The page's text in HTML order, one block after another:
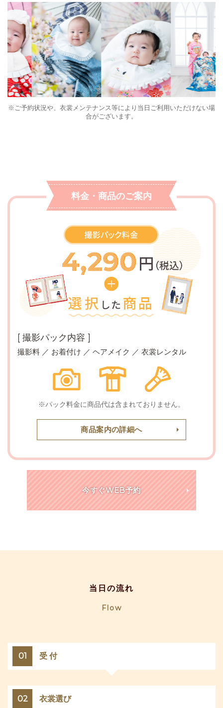
※ご予約状況や、衣裳メンテナンス等により当日ご利用いただけない場
合がございます。
料金・商品のご案内
[ 撮影パック内容 ]
撮影料 ／ お着付け ／ ヘアメイク ／ 衣裳レンタル
※パック料金に商品代は含まれておりません。
商品案内の詳細へ
今すぐWEB予約
当日の流れ
Flow
01 受 付
02 衣裳選び